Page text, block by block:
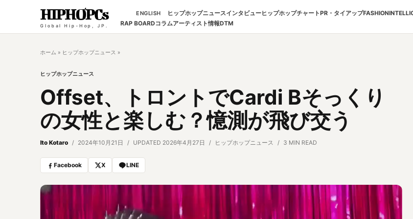
HIPHOPCs
Global Hip-Hop, JP.
ENGLISH ヒップホップニュースインタビューヒップホップチャートPR・タイアップFASHION
RAP BOARDコラムアーティスト情報DTM
ホーム » ヒップホップニュース »
ヒップホップニュース
Offset、トロントでCardi Bそっくり
の女性と楽しむ？憶測が飛び交う
Ito Kotaro 2024年10月21日 UPDATED 2026年4月27日 ヒップホップニュース 3 MIN READ
Facebook X LINE